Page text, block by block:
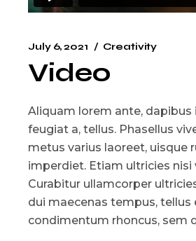
July 6, 2021 Creativity
Video
Aliquam lorem ante, dapibus
feugiat a, tellus. Phasellus
metus varius laoreet, uisque
imperdiet. Etiam ultricies nisi
Curabitur ullamcorper
dui maecenas tempus, tellus
condimentum rhoncus, sem